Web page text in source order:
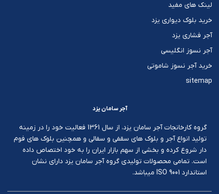
لینک های مفید
خرید بلوک دیواری یزد
آجر فشاری یزد
آجر نسوز انگلیسی
خرید آجر نسوز شاموتی
sitemap
آجر سامان یزد
گروه کارخانجات آجر سامان یزد، از سال 1361 فعالیت خود را در زمینه
تولید انواع آجر و بلوک های سقفی و سفالی و همچنین بلوک های فوم
دار شروع کرده و بخشی از سهم بازار ایران را به خود اختصاص داده
است. تمامی محصولات تولیدی گروه آجر سامان یزد دارای نشان
استاندارد ISO 9001 میباشد.